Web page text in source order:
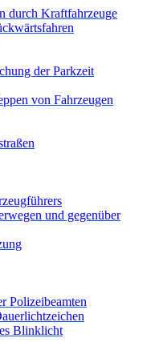
durch Kraftfahrzeuge
der Parkzeit
von Fahrzeugen
und gegenüber
Polizeibeamten
Blinklicht